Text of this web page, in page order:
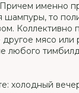
Причем именно
шампуры, то
Коллективно
мясо или
любого
холодный